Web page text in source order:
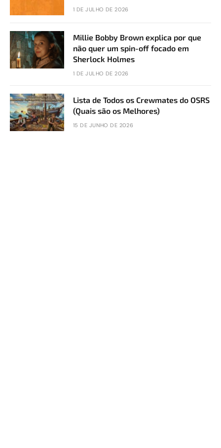
1 DE JULHO DE 2026
Millie Bobby Brown explica por que
não quer um spin-off focado em
Sherlock Holmes
1 DE JULHO DE 2026
Lista de Todos os Crewmates do OSRS
(Quais são os Melhores)
15 DE JUNHO DE 2026